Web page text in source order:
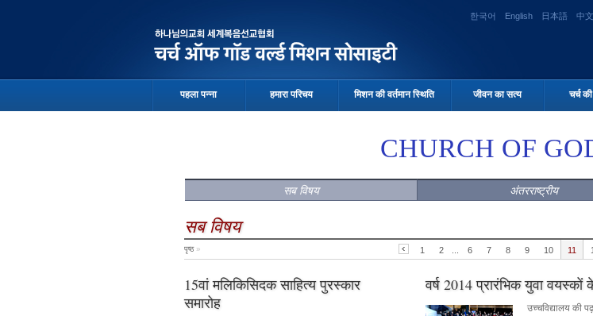
한국어 English 日本語 中
पहला पन्ना हमारा परिचय मिशन की वर्तमान स्थिति जीवन का सत्य चर्च
CHURCH OF
सब विषय अंतरराष्ट्रीय
सब विषय
पृष्ठ » 1 2 6 7 8 9 10 11
15वां मलिकिसिदक साहित्य पुरस्कार
समारोह
वर्ष 2014 प्रारंभिक युवा वयस्कों
उच्चविद्यालय की